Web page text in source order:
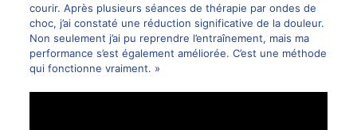
courir. Après plusieurs séances de thérapie par ondes de
choc, j’ai constaté une réduction significative de la douleur.
Non seulement j’ai pu reprendre l’entraînement, mais ma
performance s’est également améliorée. C’est une méthode
qui fonctionne vraiment. »